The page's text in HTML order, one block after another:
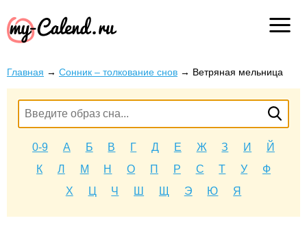
Главная → Сонник – толкование снов → Ветряная мельница
0-9 А Б В Г Д Е Ж З И
Й
К
Л М Н О П Р С Т У
Ф
Х
Ц Ч Ш Щ Э Ю Я